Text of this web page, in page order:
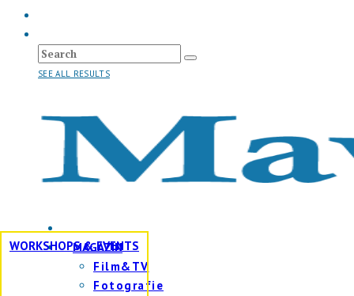
SEE ALL RESULTS
WORKSHOPS & EVENTS
MAGAZIN
Film&TV
Fotografie